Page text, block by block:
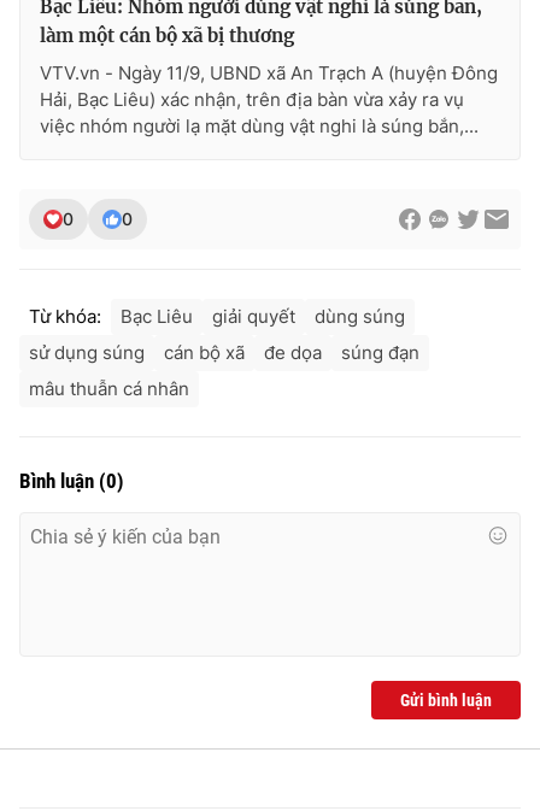
Ðiện thoại Thời báo VTV:024.66 897 897
Email:toasoan@vtv.vn
Liên hệ quảng cáo: 024-7300.7108
thông tin từ website này.
Bạc Liêu: Nhóm người dùng vật nghi là súng bắn,
làm một cán bộ xã bị thương
VTV.vn - Ngày 11/9, UBND xã An Trạch A (huyện Đông
Hải, Bạc Liêu) xác nhận, trên địa bàn vừa xảy ra vụ
việc nhóm người lạ mặt dùng vật nghi là súng bắn,...
0 0
Từ khóa: Bạc Liêu giải quyết
dùng súng
sử dụng súng
cán bộ xã đe dọa
súng đạn
mâu thuẫn cá nhân
Bình luận (0)
Gửi bình luận